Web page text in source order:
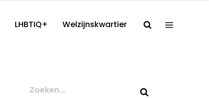
LHBTIQ+ Welzijnskwartier